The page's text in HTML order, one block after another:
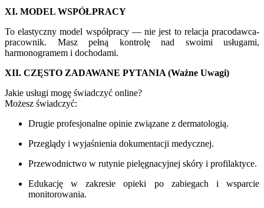
XI. MODEL WSPÓŁPRACY
To elastyczny model współpracy — nie jest to relacja pracodawca-
pracownik. Masz pełną kontrolę nad swoimi usługami,
harmonogramem i dochodami.
XII. CZĘSTO ZADAWANE PYTANIA (Ważne Uwagi)
Jakie usługi mogę świadczyć online?
Możesz świadczyć:
Drugie profesjonalne opinie związane z dermatologią.
Przeglądy i wyjaśnienia dokumentacji medycznej.
Przewodnictwo w rutynie pielęgnacyjnej skóry i profilaktyce.
Edukację w zakresie opieki po zabiegach i wsparcie
monitorowania.